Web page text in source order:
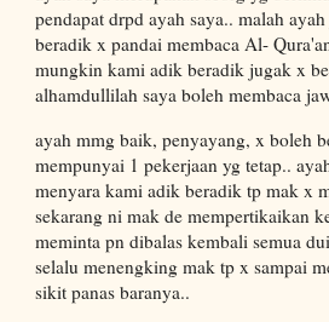
pendapat drpd ayah saya.. malah
beradik x pandai membaca Al-
mungkin kami adik beradik jugak x
alhamdullilah saya boleh membaca
ayah mmg baik, penyayang, x boleh
mempunyai 1 pekerjaan yg tetap..
menyara kami adik beradik tp mak x
sekarang ni mak de mempertikaikan
meminta pn dibalas kembali semua
selalu menengking mak tp x sampai
sikit panas baranya..